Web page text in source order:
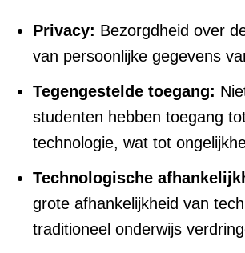
Privacy: Bezorgdheid over
van persoonlijke gegevens
Tegengestelde toegang:
studenten hebben toegang
technologie, wat tot
Technologische
grote afhankelijkheid van
traditioneel onderwijs